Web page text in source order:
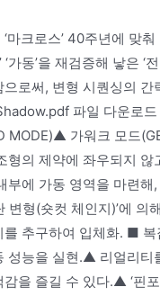
마크로스’ 40주년에 맞
’ ‘가동’을 재검증해 낳
으로써, 변형 시퀀싱의
파일 다운로
MODE)▲ 가워크 모드
형의 제약에 좌우되지
부에 가동 영역을 마련
변형(숏컷 체인지)’에 의
를 추구하여 입체화. ■
성능을 실현.▲ 리얼리티
감을 즐길 수 있다.▲ ‘핀